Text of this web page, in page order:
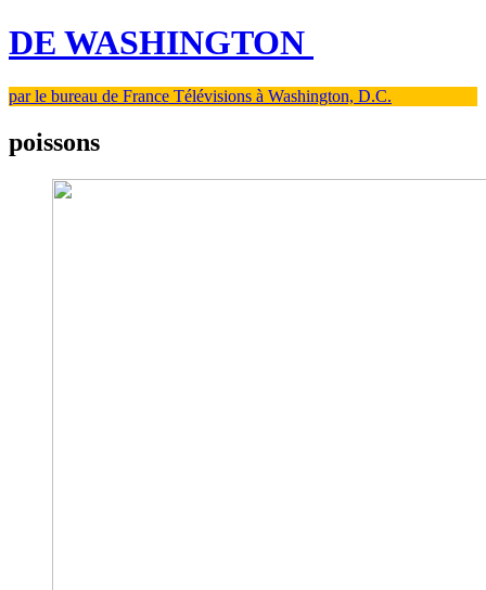
DE WASHINGTON
par le bureau de France Télévisions à Washington, D.C.
poissons